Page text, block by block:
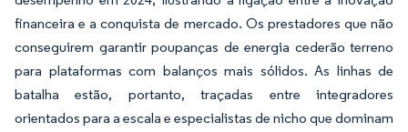
financeira e a conquista de mercado. Os prestadores que não
conseguirem garantir poupanças de energia cederão terreno
para plataformas com balanços mais sólidos. As linhas de
batalha estão, portanto, traçadas entre integradores
orientados para a escala e especialistas de nicho que dominam